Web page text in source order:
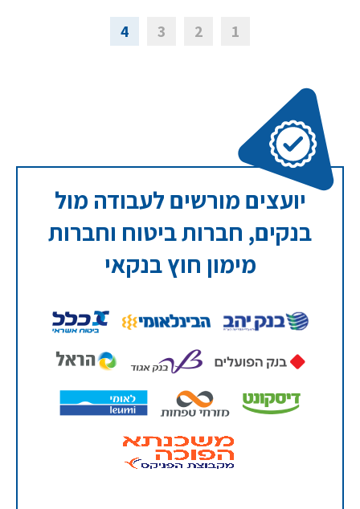
1
2
3
4
יועצים מורשים לעבודה מול
בנקים, חברות ביטוח וחברות
מימון חוץ בנקאי